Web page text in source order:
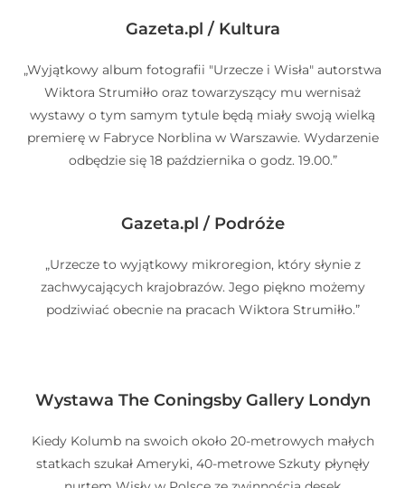
Gazeta.pl / Kultura
„Wyjątkowy album fotografii "Urzecze i Wisła" autorstwa
Wiktora Strumiłło oraz towarzyszący mu wernisaż
wystawy o tym samym tytule będą miały swoją wielką
premierę w Fabryce Norblina w Warszawie. Wydarzenie
odbędzie się 18 października o godz. 19.00.”
Gazeta.pl / Podróże
„Urzecze to wyjątkowy mikroregion, który słynie z
zachwycających krajobrazów. Jego piękno możemy
podziwiać obecnie na pracach Wiktora Strumiłło.”
Wystawa The Coningsby Gallery Londyn
Kiedy Kolumb na swoich około 20-metrowych małych
statkach szukał Ameryki, 40-metrowe Szkuty płynęły